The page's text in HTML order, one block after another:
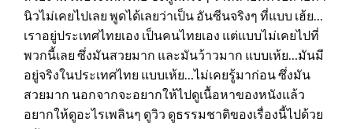
นิวไม่เคยไปเลย พูดได้เลยว่าเป็น อันซีนจริงๆ ที่แบบ เฮ้ย…
เราอยู่ประเทศไทยเอง เป็นคนไทยเอง แต่แบบไม่เคยไปที่
พวกนี้เลย ซึ่งมันสวยมาก และมันว้าวมาก แบบเห้ย…มันมี
อยู่จริงในประเทศไทย แบบเห้ย…ไม่เคยรู้มาก่อน ซึ่งมัน
สวยมาก นอกจากจะอยากให้ไปดูเนื้อหาของหนังแล้ว
อยากให้ดูอะไรเพลินๆ ดูวิว ดูธรรมชาติของเรื่องนี้ไปด้วย